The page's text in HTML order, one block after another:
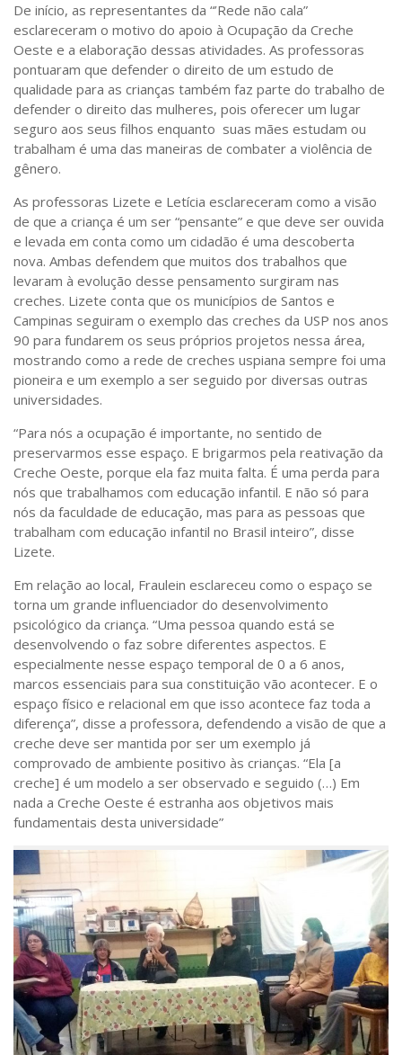
De início, as representantes da “’Rede não cala”
esclareceram o motivo do apoio à Ocupação da Creche
Oeste e a elaboração dessas atividades. As professoras
pontuaram que defender o direito de um estudo de
qualidade para as crianças também faz parte do trabalho de
defender o direito das mulheres, pois oferecer um lugar
seguro aos seus filhos enquanto suas mães estudam ou
trabalham é uma das maneiras de combater a violência de
gênero.
As professoras Lizete e Letícia esclareceram como a visão
de que a criança é um ser “pensante” e que deve ser ouvida
e levada em conta como um cidadão é uma descoberta
nova. Ambas defendem que muitos dos trabalhos que
levaram à evolução desse pensamento surgiram nas
creches. Lizete conta que os municípios de Santos e
Campinas seguiram o exemplo das creches da USP nos anos
90 para fundarem os seus próprios projetos nessa área,
mostrando como a rede de creches uspiana sempre foi uma
pioneira e um exemplo a ser seguido por diversas outras
universidades.
“Para nós a ocupação é importante, no sentido de
preservarmos esse espaço. E brigarmos pela reativação da
Creche Oeste, porque ela faz muita falta. É uma perda para
nós que trabalhamos com educação infantil. E não só para
nós da faculdade de educação, mas para as pessoas que
trabalham com educação infantil no Brasil inteiro”, disse
Lizete.
Em relação ao local, Fraulein esclareceu como o espaço se
torna um grande influenciador do desenvolvimento
psicológico da criança. “Uma pessoa quando está se
desenvolvendo o faz sobre diferentes aspectos. E
especialmente nesse espaço temporal de 0 a 6 anos,
marcos essenciais para sua constituição vão acontecer. E o
espaço físico e relacional em que isso acontece faz toda a
diferença”, disse a professora, defendendo a visão de que a
creche deve ser mantida por ser um exemplo já
comprovado de ambiente positivo às crianças. “Ela [a
creche] é um modelo a ser observado e seguido (…) Em
nada a Creche Oeste é estranha aos objetivos mais
fundamentais desta universidade”